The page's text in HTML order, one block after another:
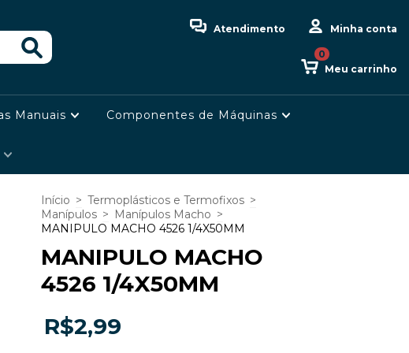
Atendimento Minha conta
Meu carrinho
0
Manuais Componentes de Máquinas
Início > Termoplásticos e Termofixos >
Manípulos > Manípulos Macho >
MANIPULO MACHO 4526 1/4X50MM
MANIPULO MACHO
4526 1/4X50MM
R$2,99